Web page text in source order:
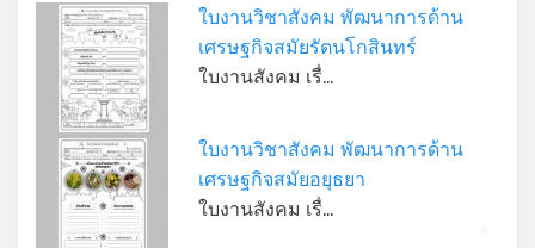
ใบงานวิชาสังคม พัฒนาการด้าน
เศรษฐกิจสมัยรัตนโกสินทร์
ใบงานสังคม เรื่…
ใบงานวิชาสังคม พัฒนาการด้าน
เศรษฐกิจสมัยอยุธยา
ใบงานสังคม เรื่…